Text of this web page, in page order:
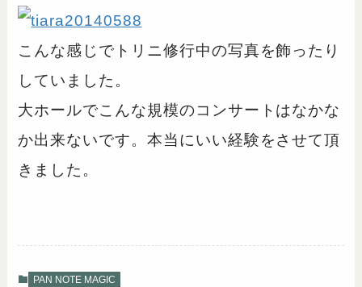
こんな感じでトリニ修行中の写真を飾ったり
していました。
大ホールでこんな規模のコンサートはなかな
か出来ないです。本当にいい経験をさせて頂
きました。
PAN NOTE MAGIC